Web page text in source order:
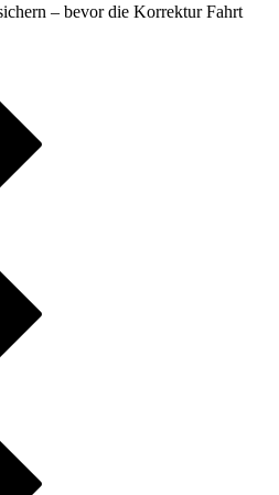
– bevor die Korrektur Fahrt